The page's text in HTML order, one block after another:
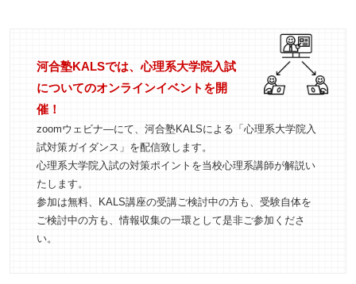
河合塾KALSでは、心理系大学院入試
についてのオンラインイベントを開
催！
zoomウェビナ―にて、河合塾KALSによる「心理系大学院入
試対策ガイダンス」を配信致します。
心理系大学院入試の対策ポイントを当校心理系講師が解説い
たします。
参加は無料、KALS講座の受講ご検討中の方も、受験自体を
ご検討中の方も、情報収集の一環として是非ご参加くださ
い。